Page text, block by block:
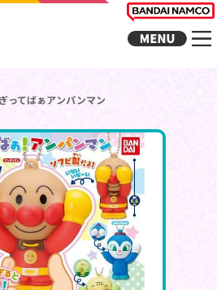
ってばぁアンパンマン